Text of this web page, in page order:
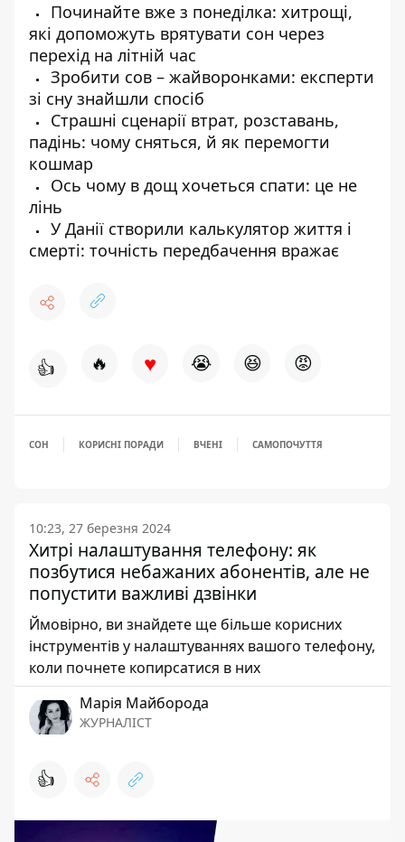
Починайте вже з понеділка: хитрощі,
які допоможуть врятувати сон через
перехід на літній час
Зробити сов – жайворонками: експерти
зі сну знайшли спосіб
Страшні сценарії втрат, розставань,
падінь: чому сняться, й як перемогти
кошмар
Ось чому в дощ хочеться спати: це не
лінь
У Данії створили калькулятор життя і
смерті: точність передбачення вражає
👍 🔥 ♥ 😭 😆 😡
СОН КОРИСНІ ПОРАДИ ВЧЕНІ САМОПОЧУТТЯ
10:23, 27 березня 2024
Хитрі налаштування телефону: як
позбутися небажаних абонентів, але не
попустити важливі дзвінки
Ймовірно, ви знайдете ще більше корисних
інструментів у налаштуваннях вашого телефону,
коли почнете копирсатися в них
Марія Майборода
ЖУРНАЛІСТ
👍